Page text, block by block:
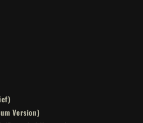
Version)